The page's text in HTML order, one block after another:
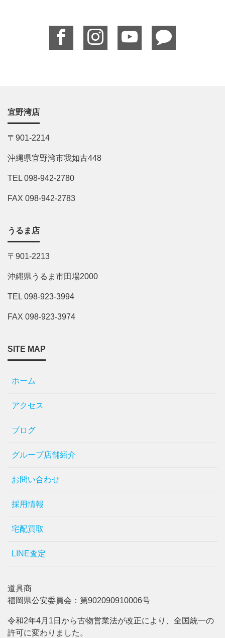
宜野湾店
〒901-2214
沖縄県宜野湾市我如古448
TEL 098-942-2780
FAX 098-942-2783
うるま店
〒901-2213
沖縄県うるま市田場2000
TEL 098-923-3994
FAX 098-923-3974
SITE MAP
ホーム
アクセス
ブログ
グループ店舗紹介
お問い合わせ
採用情報
宅配買取
LINE査定
道具商
福岡県公安委員会：第902090910006号
令和2年4月1日から古物営業法が改正により、全国統一の
許可に変わりました。